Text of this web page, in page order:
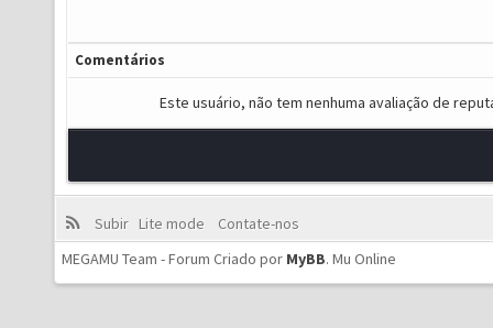
Comentários
Este usuário, não tem nenhuma avaliação de
Subir Lite mode
Contate-nos
MEGAMU Team - Forum Criado por MyBB. Mu Online